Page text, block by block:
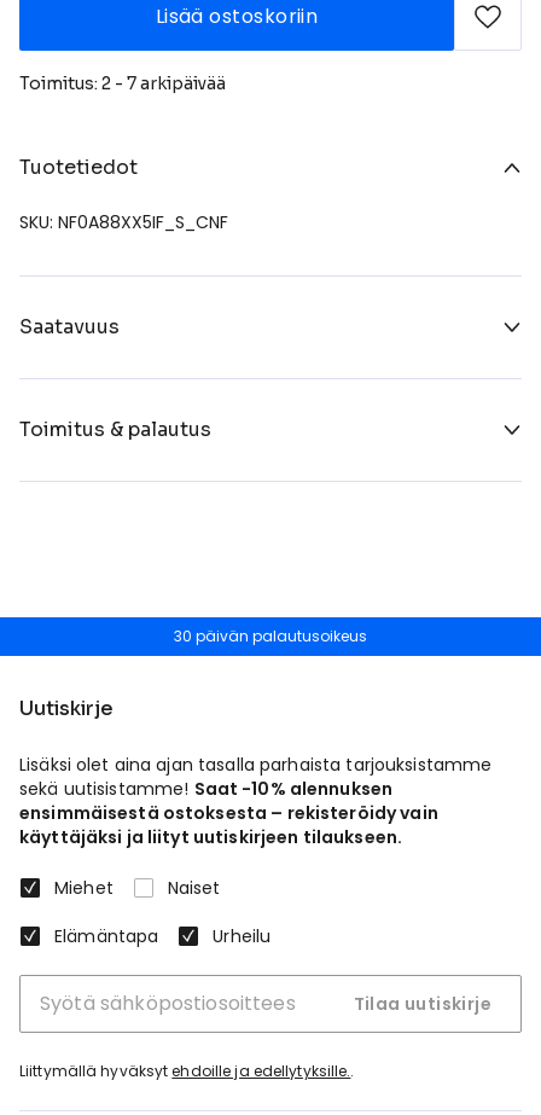
Lisää ostoskoriin
Toimitus: 2 - 7 arkipäivää
Tuotetiedot
SKU: NF0A88XX5IF_S_CNF
Saatavuus
Toimitus & palautus
30 päivän palautusoikeus
Uutiskirje
Lisäksi olet aina ajan tasalla parhaista tarjouksistamme
sekä uutisistamme! Saat -10% alennuksen
ensimmäisestä ostoksesta – rekisteröidy vain
käyttäjäksi ja liityt uutiskirjeen tilaukseen.
Miehet
Naiset
Elämäntapa
Urheilu
Tilaa uutiskirje
Liittymällä hyväksytehdoille ja edellytyksille..